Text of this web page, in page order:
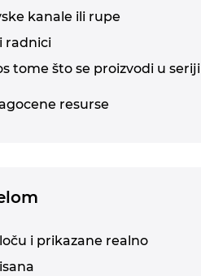
kanale ili rupe
radnici
tome što se proizvodi u seriji
resurse
i prikazane realno